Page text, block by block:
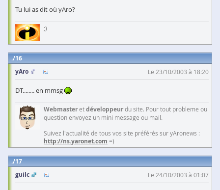
Tu lui as dit où yAro?
;)
16
yAro
Le 23/10/2003 à 18:20
DT........ en mmsg
Webmasteretdéveloppeurdu site. Pour tout probleme ou
question envoyez un mini message ou mail.
Suivez l'actualité de tous vos site préférés sur yAronews :
http://ns.yaronet.com =)
17
guilc
Le 24/10/2003 à 01:07